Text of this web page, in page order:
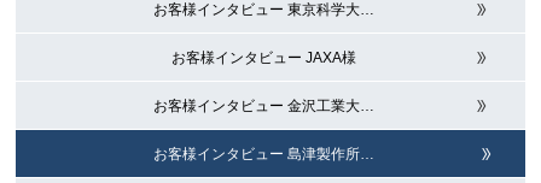
お客様インタビュー 東京科学大…
お客様インタビュー JAXA様
お客様インタビュー 金沢工業大…
お客様インタビュー 島津製作所…